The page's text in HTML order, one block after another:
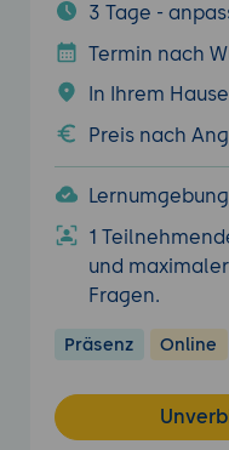
3 Tage -
Termin nach
In Ihrem
Preis nach
1
und
Fragen.
Präsenz Online